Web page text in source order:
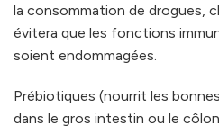
la consommation de drogues,
évitera que les fonctions
soient endommagées.
Prébiotiques (nourrit les
dans le gros intestin ou le